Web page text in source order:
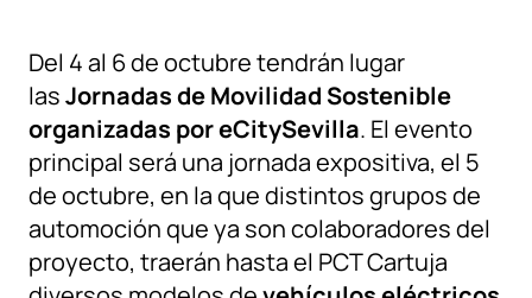
Del 4 al 6 de octubre tendrán lugar
lasJornadas de Movilidad Sostenible
organizadas por eCitySevilla. El evento
principal será una jornada expositiva, el 5
de octubre, en la que distintos grupos de
automoción que ya son colaboradores del
proyecto, traerán hasta el PCT Cartuja